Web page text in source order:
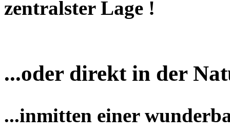
zentralster Lage !
...oder direkt in der
...inmitten einer